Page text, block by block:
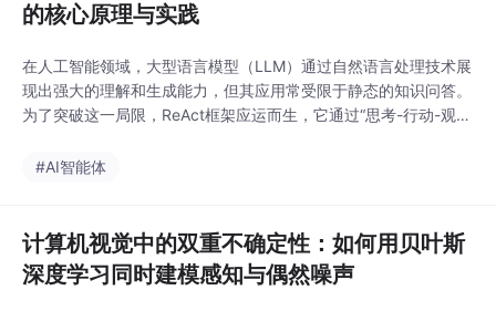
的核心原理与实践
在人工智能领域，大型语言模型（LLM）通过自然语言处理技术展
现出强大的理解和生成能力，但其应用常受限于静态的知识问答。
为了突破这一局限，ReAct框架应运而生，它通过“思考-行动-观
的交互。这一原理不仅解决了模型的幻觉问题，还提升了复杂任务
#AI智能体
计算机视觉中的双重不确定性：如何用贝叶斯
深度学习同时建模感知与偶然噪声